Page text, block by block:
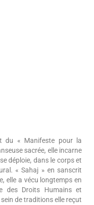
du « Manifeste pour la
sacrée, elle incarne
déploie, dans le corps et
« Sahaj » en sanscrit
elle a vécu longtemps en
des Droits Humains et
de traditions elle reçut